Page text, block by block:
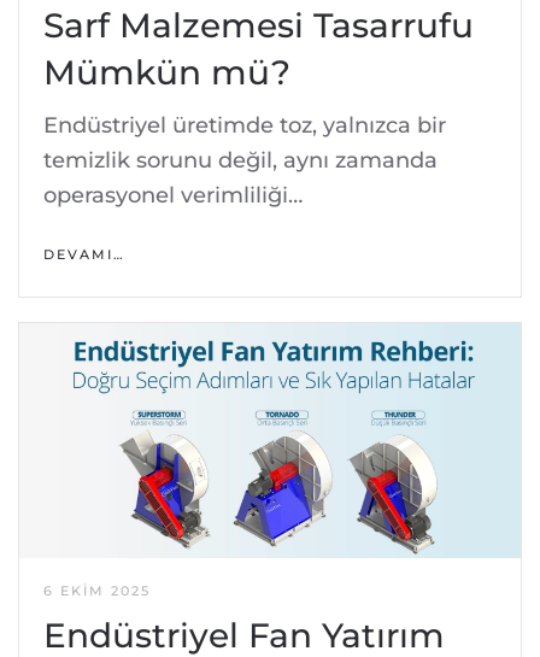
Sarf Malzemesi Tasarrufu
Mümkün mü?
Endüstriyel üretimde toz, yalnızca bir
temizlik sorunu değil, aynı zamanda
operasyonel verimliliği…
DEVAMI…
6 EKIM 2025
Endüstriyel Fan Yatırım